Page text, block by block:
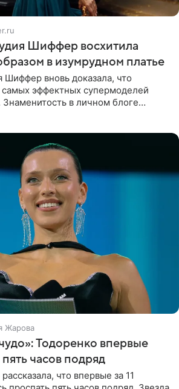
Шиффер восхитила
в изумрудном платье
Шиффер вновь доказала, что
самых эффектных супермоделей
Знаменитость в личном блоге
Жарова
Тодоренко впервые
часов подряд
что впервые за 11